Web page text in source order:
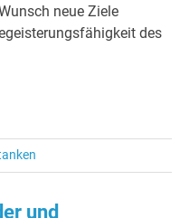
neue Ziele
des
und